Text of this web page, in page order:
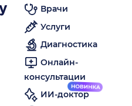
Врачи
Услуги
Диагностика
Онлайн-
консультации
ИИ-доктор